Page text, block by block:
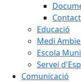
Educació
Medi
Escola
Servei
Comunicació